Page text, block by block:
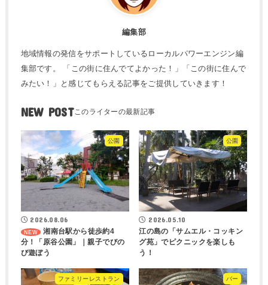
編集部
地域情報の発信をサポートしているローカルパワーエンジン編
集部です。 「この街に住んでてよかった！」「この街に住んで
みたい！」と感じてもらえる記事をご提供していきます！
NEW POST
公園
2026.08.06
湘南台駅から徒歩約4
分！「原谷公園」｜親子でびの
び遊ぼう
公園
2026.05.10
江の島の「サムエル・コッキン
グ苑」でピクニックを楽しも
う！
ファミリーレストラン バー